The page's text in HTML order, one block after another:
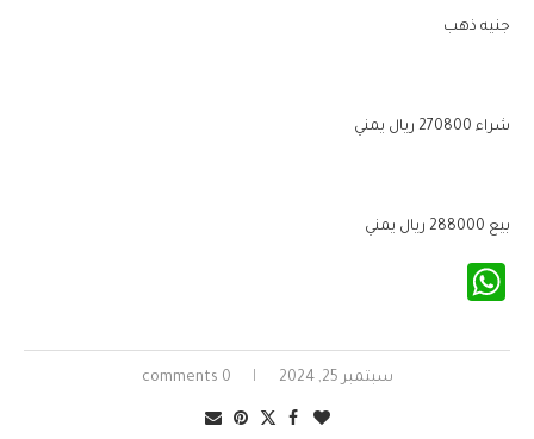
جنيه ذهب
شراء 270800 ريال يمني
بيع 288000 ريال يمني
سبتمبر 25, 2024 0 comments